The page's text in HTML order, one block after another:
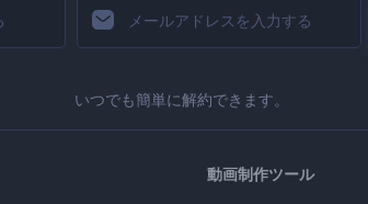
いつでも簡単に解約できます。
動画制作ツール